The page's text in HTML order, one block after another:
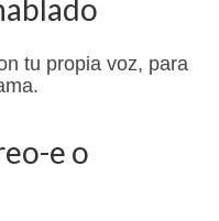
tu propia voz, para
e o